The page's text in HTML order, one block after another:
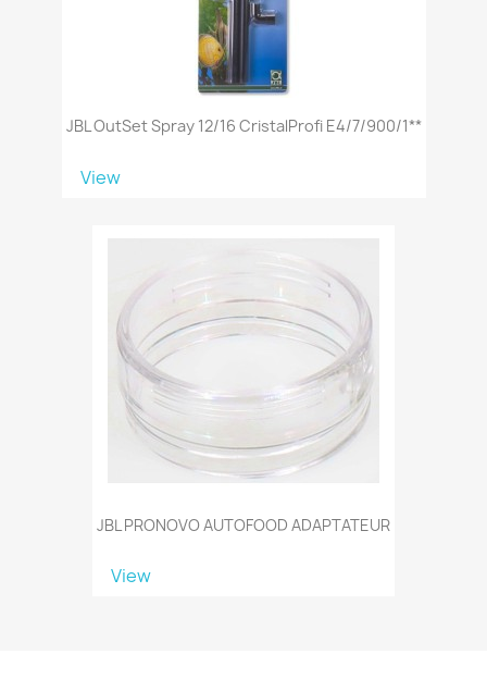
JBL OutSet Spray 12/16 CristalProfi E4/7/900/1**
View
JBL PRONOVO AUTOFOOD ADAPTATEUR
View